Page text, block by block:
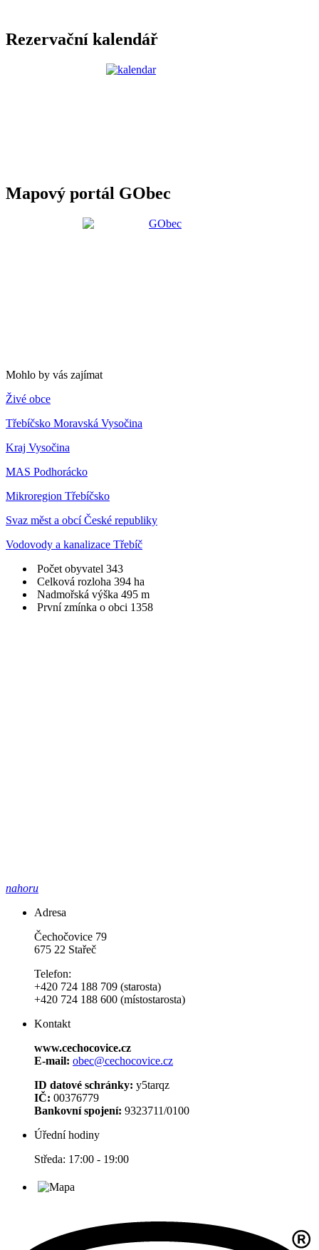
Rezervační kalendář
Mapový portál GObec
Mohlo by vás zajímat
Živé obce
Třebíčsko Moravská Vysočina
Kraj Vysočina
MAS Podhorácko
Mikroregion Třebíčsko
Svaz měst a obcí České republiky
Vodovody a kanalizace Třebíč
Počet obyvatel 343
Celková rozloha 394 ha
Nadmořská výška 495 m
První zmínka o obci 1358
nahoru
Adresa
Čechočovice 79
675 22 Stařeč
Telefon:
+420 724 188 709 (starosta)
+420 724 188 600 (místostarosta)
Kontakt
www.cechocovice.cz
E-mail: obec@cechocovice.cz
ID datové schránky: y5tarqz
IČ: 00376779
Bankovní spojení: 9323711/0100
Úřední hodiny
Středa: 17:00 - 19:00